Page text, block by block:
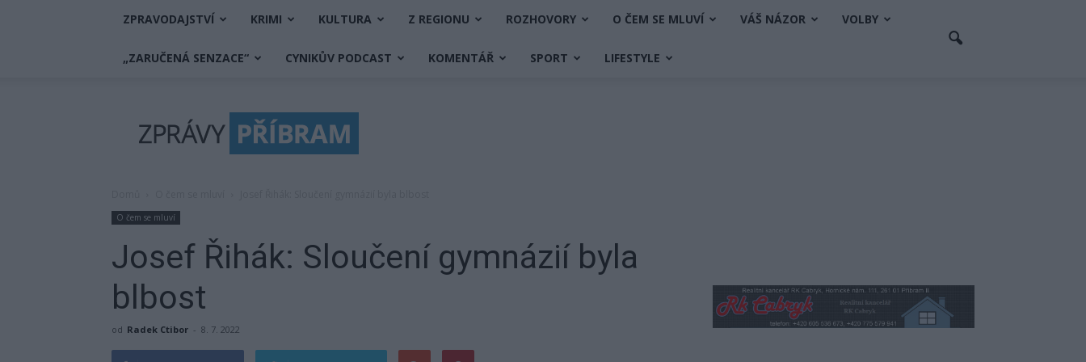
ZPRAVODAJSTVÍ KRIMI KULTURA Z REGIONU ROZHOVORY O ČEM SE MLUVÍ VÁŠ NÁZOR VOLBY
„ZARUČENÁ SENZACE“ CYNIKŮV PODCAST KOMENTÁŘ SPORT LIFESTYLE
Příbram
O čem se mluví
Josef Řihák: Sloučení gymnázií byla
blbost
od Radek Ctibor - 8. 7. 2022